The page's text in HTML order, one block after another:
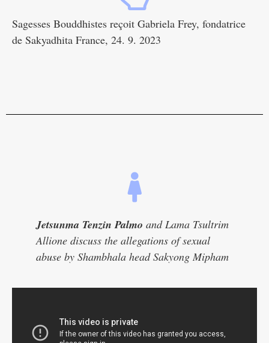
Sagesses Bouddhistes reçoit Gabriela Frey, fondatrice
de Sakyadhita France, 24. 9. 2023
Jetsunma Tenzin Palmo and Lama Tsultrim
Allione discuss the allegations of sexual
abuse by Shambhala head Sakyong Mipham